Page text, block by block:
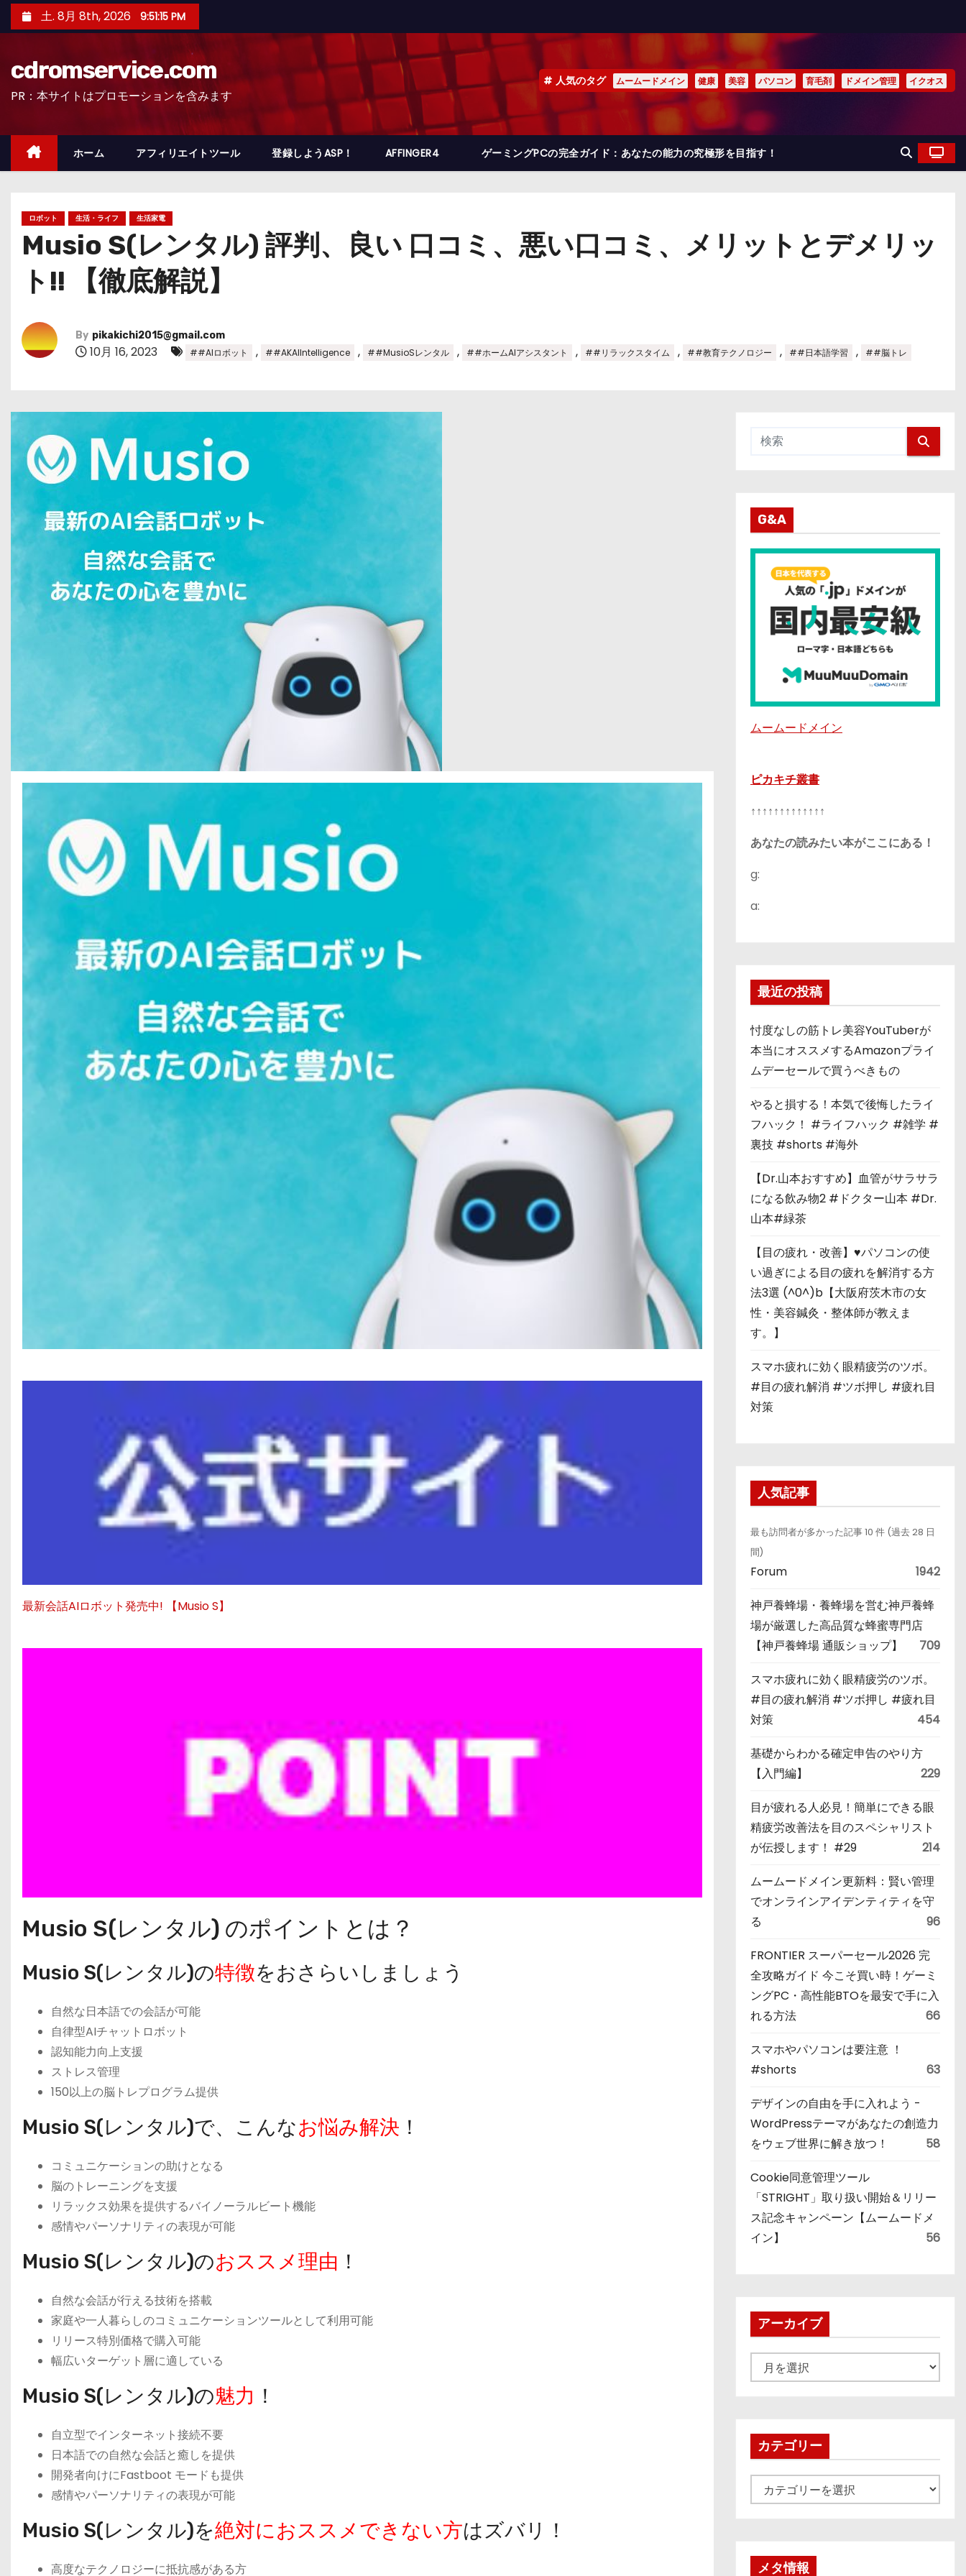
ン
ッ
土. 8月 8th, 2026 9:51:17 PM
cdromservice.com
PR：本サイトはプロモーションを含みます
人気のタグ ムームードメイン 健康 美容 パソコン 育毛剤 ドメイン管理 イクオス
ホーム アフィリエイトツール 登録しようASP！ AFFINGER4 ゲーミングPCの完全ガイド：あなたの能力の究極形を目指す！
ロボット 生活・ライフ 生活家電
Musio S(レンタル) 評判、良い 口コミ、悪い口コミ、メリットとデメリッ
ト!! 【徹底解説】
By pikakichi2015@gmail.com
10月 16, 2023 ##AIロボット , ##AKAIIntelligence , ##MusioSレンタル , ##ホームAIアシスタント , ##リラックスタイム , ##教育テクノロジー , ##日本語学習 , ##脳トレ
最新会話AIロボット発売中! 【Musio S】
Musio S(レンタル) のポイントとは？
Musio S(レンタル)の特徴をおさらいしましょう
自然な日本語での会話が可能
自律型AIチャットロボット
認知能力向上支援
ストレス管理
150以上の脳トレプログラム提供
Musio S(レンタル)で、こんなお悩み解決 ！
コミュニケーションの助けとなる
脳のトレーニングを支援
リラックス効果を提供するバイノーラルビート機能
感情やパーソナリティの表現が可能
Musio S(レンタル)のおススメ理由 ！
自然な会話が行える技術を搭載
家庭や一人暮らしのコミュニケーションツールとして利用可能
リリース特別価格で購入可能
幅広いターゲット層に適している
Musio S(レンタル)の魅力 ！
自立型でインターネット接続不要
日本語での自然な会話と癒しを提供
開発者向けにFastboot モードも提供
感情やパーソナリティの表現が可能
Musio S(レンタル)を絶対におススメできない方はズバリ！
高度なテクノロジーに抵抗感がある方
G&A
ムームードメイン
ピカキチ叢書
↑↑↑↑↑↑↑↑↑↑↑↑↑
あなたの読みたい本がここにある！
g:
a:
最近の投稿
忖度なしの筋トレ美容YouTuberが
本当にオススメするAmazonプライ
ムデーセールで買うべきもの
やると損する！本気で後悔したライ
フハック！ #ライフハック #雑学 #
裏技 #shorts #海外
【Dr.山本おすすめ】血管がサラサラ
になる飲み物2 #ドクター山本 #Dr.
山本#緑茶
【目の疲れ・改善】♥パソコンの使
い過ぎによる目の疲れを解消する方
法3選 (^0^)b【大阪府茨木市の女
性・美容鍼灸・整体師が教えま
す。】
スマホ疲れに効く眼精疲労のツボ。
#目の疲れ解消 #ツボ押し #疲れ目
対策
人気記事
最も訪問者が多かった記事 10 件 (過去 28 日
間)
Forum 1942
神戸養蜂場・養蜂場を営む神戸養蜂
場が厳選した高品質な蜂蜜専門店
【神戸養蜂場 通販ショップ】
709
スマホ疲れに効く眼精疲労のツボ。
#目の疲れ解消 #ツボ押し #疲れ目
対策
454
基礎からわかる確定申告のやり方
【入門編】
229
目が疲れる人必見！簡単にできる眼
精疲労改善法を目のスペシャリスト
が伝授します！ #29
214
ムームードメイン更新料：賢い管理
でオンラインアイデンティティを守
る
96
FRONTIER スーパーセール2026 完
全攻略ガイド 今こそ買い時！ゲーミ
ングPC・高性能BTOを最安で手に入
れる方法
66
スマホやパソコンは要注意 ！
#shorts
63
デザインの自由を手に入れよう -
WordPressテーマがあなたの創造力
をウェブ世界に解き放つ！
58
Cookie同意管理ツール
「STRIGHT」取り扱い開始＆リリー
ス記念キャンペーン【ムームードメ
イン】
56
アーカイブ
ー
ブカテゴリー
テ
メタ情報